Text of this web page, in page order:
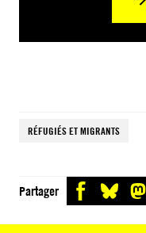
RÉFUGIÉS ET MIGRANTS
Partager